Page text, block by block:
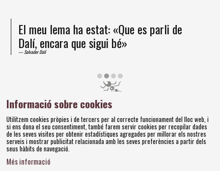
El meu lema ha estat: «Que es parli de
Dalí, encara que sigui bé»
Salvador Dalí
Figueres
Tel. 972 677 520 |amics@fundaciodali.org
Sitemap | Avís Legal
Contacteu | Bases concursos
Informació sobre cookies
Utilitzem cookies pròpies i de tercers per al correcte funcionament del lloc web, i
si ens dona el seu consentiment, també farem servir cookies per recopilar dades
de les seves visites per obtenir estadístiques agregades per millorar els nostres
serveis i mostrar publicitat relacionada amb les seves preferències a partir dels
seus hàbits de navegació.
Més informació